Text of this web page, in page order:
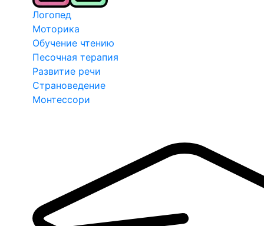
Логопед
Моторика
Обучение чтению
Песочная терапия
Развитие речи
Страноведение
Монтессори